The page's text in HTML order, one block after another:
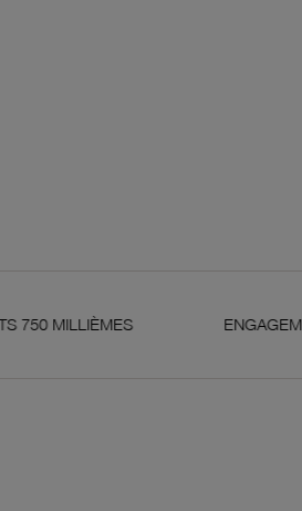
ENGAGEMENTS ÉTHIQUE